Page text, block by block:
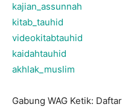
kajian_assunnah
kitab_tauhid
videokitabtauhid
kaidahtauhid
akhlak_muslim
Gabung WAG Ketik: Daftar